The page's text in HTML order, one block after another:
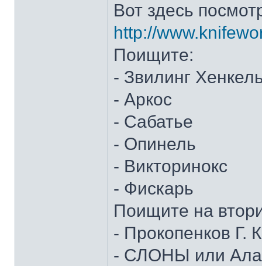
Вот здесь
http://
Поищите:
- Звилинг
- Аркос
- Сабатье
- Опинель
- Викторинокс
- Фискарь
Поищите на
- Прокопенков Г.
- СЛОНЫ или